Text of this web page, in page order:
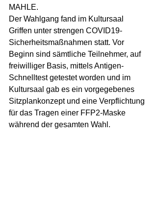
MAHLE.
Der Wahlgang fand im Kultursaal
Griffen unter strengen COVID19-
Sicherheitsmaßnahmen statt. Vor
Beginn sind sämtliche Teilnehmer, auf
freiwilliger Basis, mittels Antigen-
Schnelltest getestet worden und im
Kultursaal gab es ein vorgegebenes
Sitzplankonzept und eine Verpflichtung
für das Tragen einer FFP2-Maske
während der gesamten Wahl.